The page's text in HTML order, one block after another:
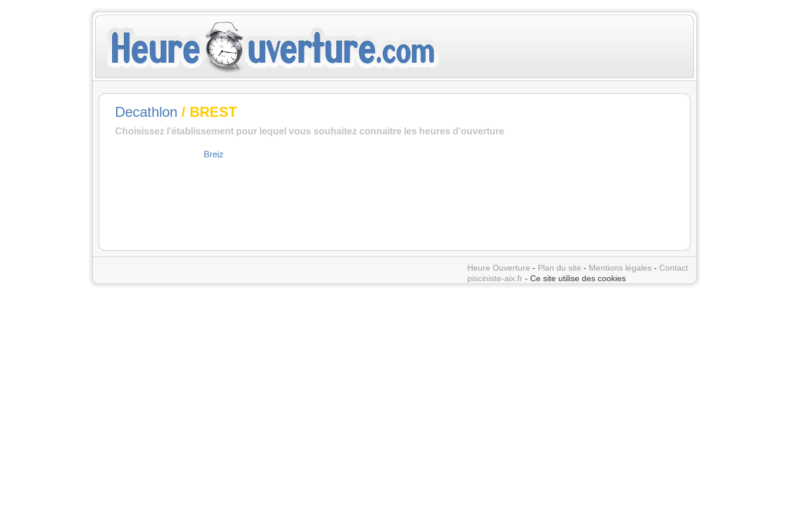
Decathlon / BREST
Choisissez l'établissement pour lequel vous souhaitez connaitre les heures d'ouverture
Breiz
Heure Ouverture - Plan du site - Mentions légales - Contact
pisciniste-aix.fr - Ce site utilise des cookies